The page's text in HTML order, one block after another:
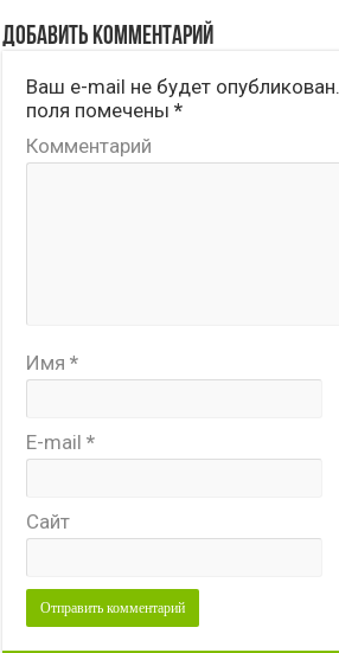
Добавить комментарий
Ваш e-mail не будет опубликован.
поля помечены*
Комментарий
Имя*
E-mail*
Сайт